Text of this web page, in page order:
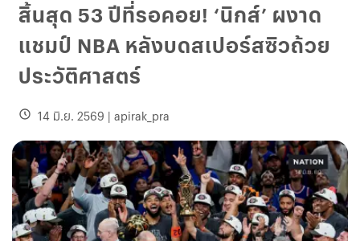
สิ้นสุด 53 ปีที่รอคอย! ‘นิกส์’ ผงาด
แชมป์ NBA หลังบดสเปอร์สซิวถ้วย
ประวัติศาสตร์
14 มิ.ย. 2569 | apirak_pra